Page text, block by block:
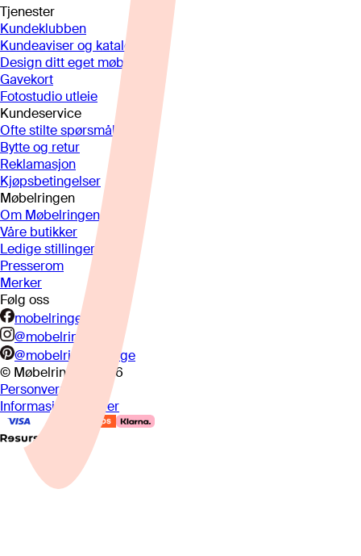
Tjenester
Kundeklubben
Kundeaviser og kataloger
Design ditt eget møbel
Gavekort
Fotostudio utleie
Kundeservice
Ofte stilte spørsmål
Bytte og retur
Reklamasjon
Kjøpsbetingelser
Møbelringen
Om Møbelringen
Våre butikker
Ledige stillinger
Presserom
Merker
Følg oss
mobelringen.no
@mobelringen
@mobelringennorge
© Møbelringen
2026
Personvern
Informasjonskapsler